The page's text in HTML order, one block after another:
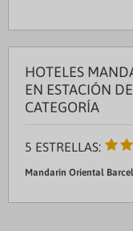
HOTELES
EN ESTACIÓN
CATEGORÍA
5 ESTRELLAS:
Mandarin Oriental